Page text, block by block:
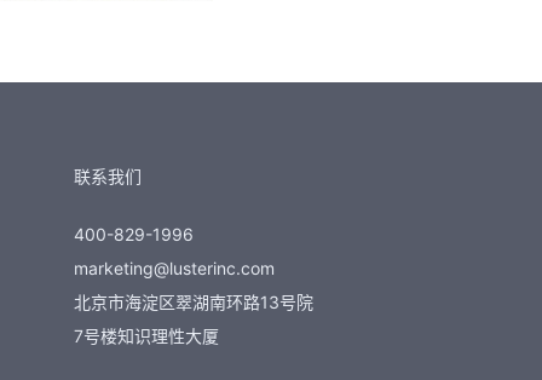
联系我们
400-829-1996
marketing@lusterinc.com
北京市海淀区翠湖南环路13号院
7号楼知识理性大厦